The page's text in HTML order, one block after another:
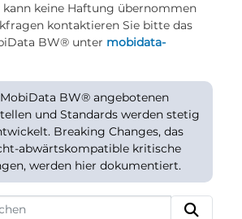
keine Haftung übernommen
kontaktieren Sie bitte das
BW® unter mobidata-
BW® angebotenen
und Standards werden stetig
Breaking Changes, das
abwärtskompatible kritische
werden hier dokumentiert.